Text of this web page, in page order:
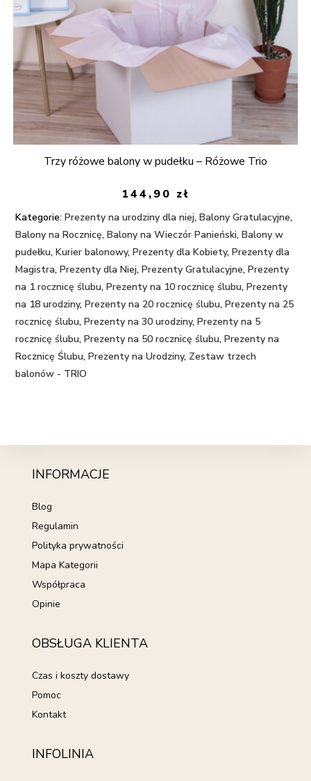
Trzy różowe balony w pudełku – Różowe Trio
144,90 zł
Kategorie: Prezenty na urodziny dla niej,Balony Gratulacyjne,
Balony na Rocznicę,Balony na Wieczór Panieński,Balony w
pudełku,Kurier balonowy,Prezenty dla Kobiety,Prezenty dla
Magistra,Prezenty dla Niej,Prezenty Gratulacyjne,Prezenty
na 1 rocznicę ślubu,Prezenty na 10 rocznicę ślubu,Prezenty
na 18 urodziny,Prezenty na 20 rocznicę ślubu,Prezenty na 25
rocznicę ślubu,Prezenty na 30 urodziny,Prezenty na 5
rocznicę ślubu,Prezenty na 50 rocznicę ślubu,Prezenty na
Rocznicę Ślubu,Prezenty na Urodziny, Zestaw trzech
balonów - TRIO
INFORMACJE
Blog
Regulamin
Polityka prywatności
Mapa Kategorii
Współpraca
Opinie
OBSŁUGA KLIENTA
Czas i koszty dostawy
Pomoc
Kontakt
INFOLINIA